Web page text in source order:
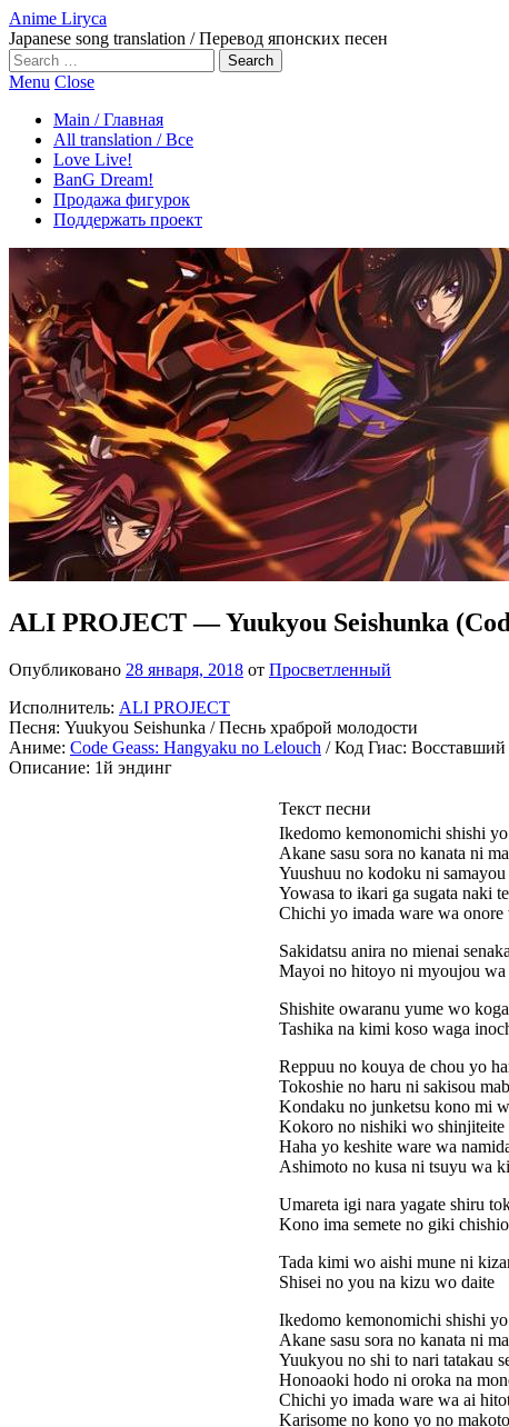
Anime Liryca
Japanese song translation / Перевод японских песен
Search
on:
Menu Close
Main / Главная
All translation / Все
Love Live!
BanG Dream!
Продажа фигурок
Поддержать проект
ALI PROJECT — Yuukyou Seishunka
Опубликовано 28 января, 2018 от Просветленный
Исполнитель: ALI PROJECT
Песня: Yuukyou Seishunka / Песнь храброй молодости
Аниме: Code Geass: Hangyaku no Lelouch / Код Гиас:
Описание: 1й эндинг
Текст песни
Ikedomo kemonomichi shishi
Akane sasu sora no kanata ni
Yuushuu no kodoku ni samayou
Yowasa to ikari ga sugata naki
Chichi yo imada ware wa onore
Sakidatsu anira no mienai
Mayoi no hitoyo ni myoujou wa
Shishite owaranu yume wo
Tashika na kimi koso waga
Reppuu no kouya de chou yo
Tokoshie no haru ni sakisou
Kondaku no junketsu kono mi
Kokoro no nishiki wo shinjiteite
Haha yo keshite ware wa
Ashimoto no kusa ni tsuyu wa
Umareta igi nara yagate shiru
Kono ima semete no giki
Tada kimi wo aishi mune ni
Shisei no you na kizu wo daite
Ikedomo kemonomichi shishi
Akane sasu sora no kanata ni
Yuukyou no shi to nari tatakau
Honoaoki hodo ni oroka na
Chichi yo imada ware wa ai
Karisome no kono yo no